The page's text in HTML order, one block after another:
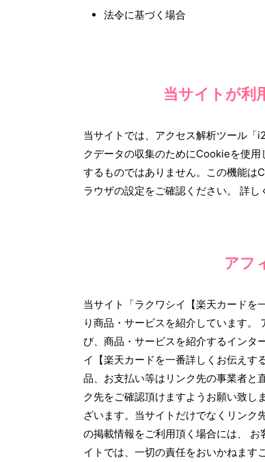
法令に基づく場合
当サイトが利
当サイトでは、アクセス解析ツール
クデータの収集のためにCookieを使
するものではありません。この機能は
ラウザの設定をご確認ください。 詳し
アフ
当サイト「ラクワシイ【楽天カードを
り商品・サービスを紹介しています
び、商品・サービスを紹介するインタ
イ【楽天カードを一番詳しくお伝えす
品、お支払い等はリンク先の事業者と
ク先をご確認頂けますようお願い致し
ざいます。当サイトだけでなくリンク
の掲載情報をご利用頂く場合には、
イトでは、一切の責任をおいかねます